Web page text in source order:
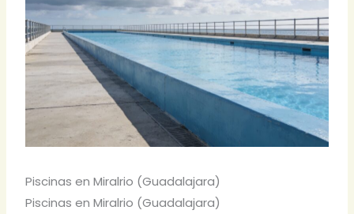
Piscinas en Miralrio (Guadalajara)
Piscinas en Miralrio (Guadalajara)